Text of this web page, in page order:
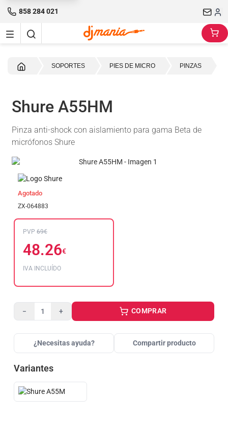
858 284 021
SOPORTES PIES DE MICRO PINZAS
Shure A55HM
Pinza anti-shock con aislamiento para gama Beta de
micrófonos Shure
Agotado
ZX-064883
PVP 69€
48.26€
IVA INCLUÍDO
− + COMPRAR
¿Necesitas ayuda? Compartir producto
Variantes